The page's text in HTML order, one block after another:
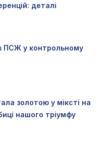
деталі
ПСЖ у контрольному
золотою у міксті на
нашого тріумфу